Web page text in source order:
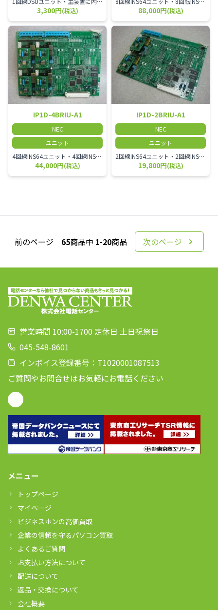
3,300円(税込) 88,000円(税込)
IP1D-4BRIU-A1
NEC
ユニット
4回線INS64ユニット・4回線INS64ユニット・S点ポート機能有り
44,000円(税込)
IP1D-2BRIU-A1
NEC
ユニット
2回線INS64ユニット・2回線INS64ユニット・S点サポート機能有り
19,800円(税込)
前のページ 65商品中 1-20商品 次のページ
営業時間 10:00-1700 定休日 土日祝祭日
045-548-8601
インボイス登録番号：T1020001087513
ご質問やお問合せはお気軽にお電話ください
メニュー
トップページ
マイページ
ビジネスホンの高価買取
企業の信頼を守るパソコン買取
よくあるご質問
お支払い方法について
配送について
返品・交換について
会社概要